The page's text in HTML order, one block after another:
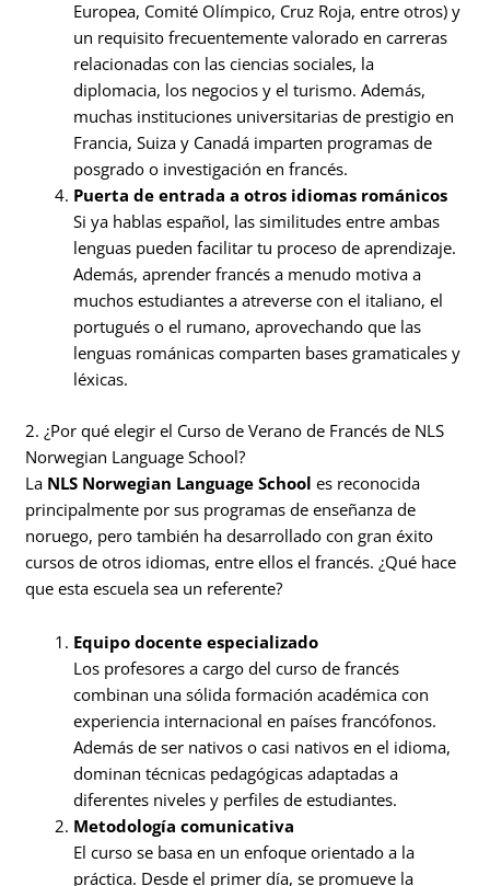
Europea, Comité Olímpico, Cruz Roja, entre otros) y
un requisito frecuentemente valorado en carreras
relacionadas con las ciencias sociales, la
diplomacia, los negocios y el turismo. Además,
muchas instituciones universitarias de prestigio en
Francia, Suiza y Canadá imparten programas de
posgrado o investigación en francés.
Puerta de entrada a otros idiomas románicos
Si ya hablas español, las similitudes entre ambas
lenguas pueden facilitar tu proceso de aprendizaje.
Además, aprender francés a menudo motiva a
muchos estudiantes a atreverse con el italiano, el
portugués o el rumano, aprovechando que las
lenguas románicas comparten bases gramaticales y
léxicas.
2. ¿Por qué elegir el Curso de Verano de Francés de NLS
Norwegian Language School?
La NLS Norwegian Language School es reconocida
principalmente por sus programas de enseñanza de
noruego, pero también ha desarrollado con gran éxito
cursos de otros idiomas, entre ellos el francés. ¿Qué hace
que esta escuela sea un referente?
Equipo docente especializado
Los profesores a cargo del curso de francés
combinan una sólida formación académica con
experiencia internacional en países francófonos.
Además de ser nativos o casi nativos en el idioma,
dominan técnicas pedagógicas adaptadas a
diferentes niveles y perfiles de estudiantes.
Metodología comunicativa
El curso se basa en un enfoque orientado a la
práctica. Desde el primer día, se promueve la